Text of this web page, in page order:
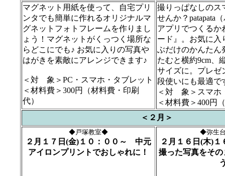
マグネット用紙を使って、自宅プリ
ンタでも簡単に作れるオリジナルマ
グネットフォトフレームを作りまし
ょう！マグネットがくっつく場所な
らどこにでも♪ お気に入りの写真や
はがきを素敵にアレンジできます♪
＜対 象＞PC・スマホ・タブレット
＜材料費＞300円（材料費・印刷
代）
撮りっぱなしのス
せんか？patapata
アプリでつくるか
ード』。お気に入
ぶだけのかんたん
たむと横約9cm、
サイズに。プレゼ
段使いにも最適で
＜対 象＞スマホ
＜材料費＞400円
＜２月＞
◆戸塚教室◆
２月１７日(金)１０：００～ 中元
アイロンプリントでおしゃれに！
◆弥生
２月１６日(木)
撮った写真をそ